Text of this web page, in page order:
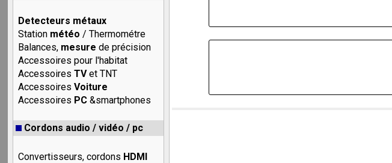
Detecteurs métaux
Station météo / Thermométre
Balances, mesure de précision
Accessoires pour l'habitat
AccessoiresTVet TNT
AccessoiresVoiture
Accessoires PC &smartphones
Cordons audio / vidéo / pc
Convertisseurs, cordons HDMI